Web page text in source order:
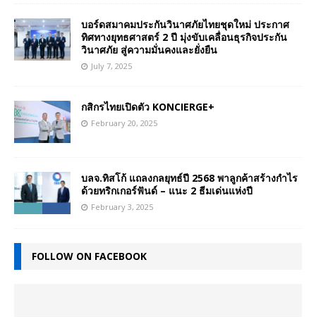
บอร์ดสมาคมประกันวินาศภัยไทยชุดใหม่ ประกาศ
ทิศทางยุทธศาสตร์ 2 ปี มุ่งขับเคลื่อนธุรกิจประกัน
วินาศภัย สู่ความมั่นคงและยั่งยืน
July 7, 2025
กสิกรไทยเปิดตัว KONCIERGE+
February 20, 2025
บลจ.ทิสโก้ แถลงกลยุทธ์ปี 2568 พาลูกค้าสร้างกำไร
ด้วยทริกเกอร์ฟันด์ – แนะ 2 ธีมเด่นแห่งปี
February 3, 2025
FOLLOW ON FACEBOOK